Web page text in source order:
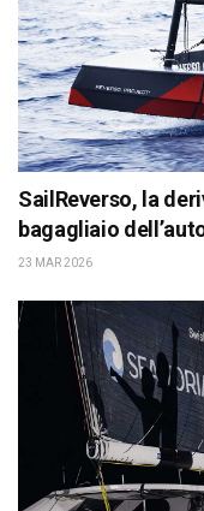
SailReverso, la
bagagliaio
23 MAR 2026